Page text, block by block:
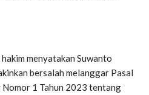
menyatakan Suwanto
bersalah melanggar Pasal
1 Tahun 2023 tentang